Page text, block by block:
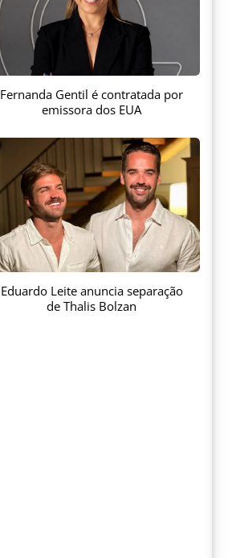
Fernanda Gentil é contratada por
emissora dos EUA
Eduardo Leite anuncia separação
de Thalis Bolzan